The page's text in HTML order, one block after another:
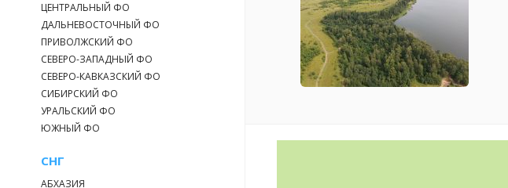
ЦЕНТРАЛЬНЫЙ ФО
ДАЛЬНЕВОСТОЧНЫЙ ФО
ПРИВОЛЖСКИЙ ФО
СЕВЕРО-ЗАПАДНЫЙ ФО
СЕВЕРО-КАВКАЗСКИЙ ФО
СИБИРСКИЙ ФО
УРАЛЬСКИЙ ФО
ЮЖНЫЙ ФО
СНГ
АБХАЗИЯ